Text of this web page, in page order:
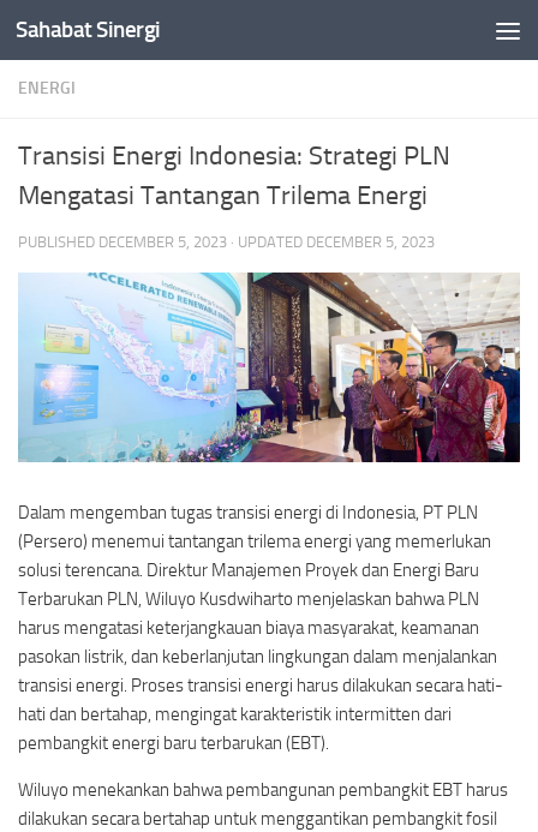
Skip to content
Sahabat Sinergi
ENERGI
Transisi Energi Indonesia: Strategi PLN
Mengatasi Tantangan Trilema Energi
PUBLISHED DECEMBER 5, 2023 · UPDATED DECEMBER 5, 2023
Dalam mengemban tugas transisi energi di Indonesia, PT PLN
(Persero) menemui tantangan trilema energi yang memerlukan
solusi terencana. Direktur Manajemen Proyek dan Energi Baru
Terbarukan PLN, Wiluyo Kusdwiharto menjelaskan bahwa PLN
harus mengatasi keterjangkauan biaya masyarakat, keamanan
pasokan listrik, dan keberlanjutan lingkungan dalam menjalankan
transisi energi. Proses transisi energi harus dilakukan secara hati-
hati dan bertahap, mengingat karakteristik intermitten dari
pembangkit energi baru terbarukan (EBT).
Wiluyo menekankan bahwa pembangunan pembangkit EBT harus
dilakukan secara bertahap untuk menggantikan pembangkit fosil